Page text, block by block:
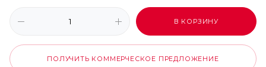
В КОРЗИНУ
ПОЛУЧИТЬ КОММЕРЧЕСКОЕ ПРЕДЛОЖЕНИЕ